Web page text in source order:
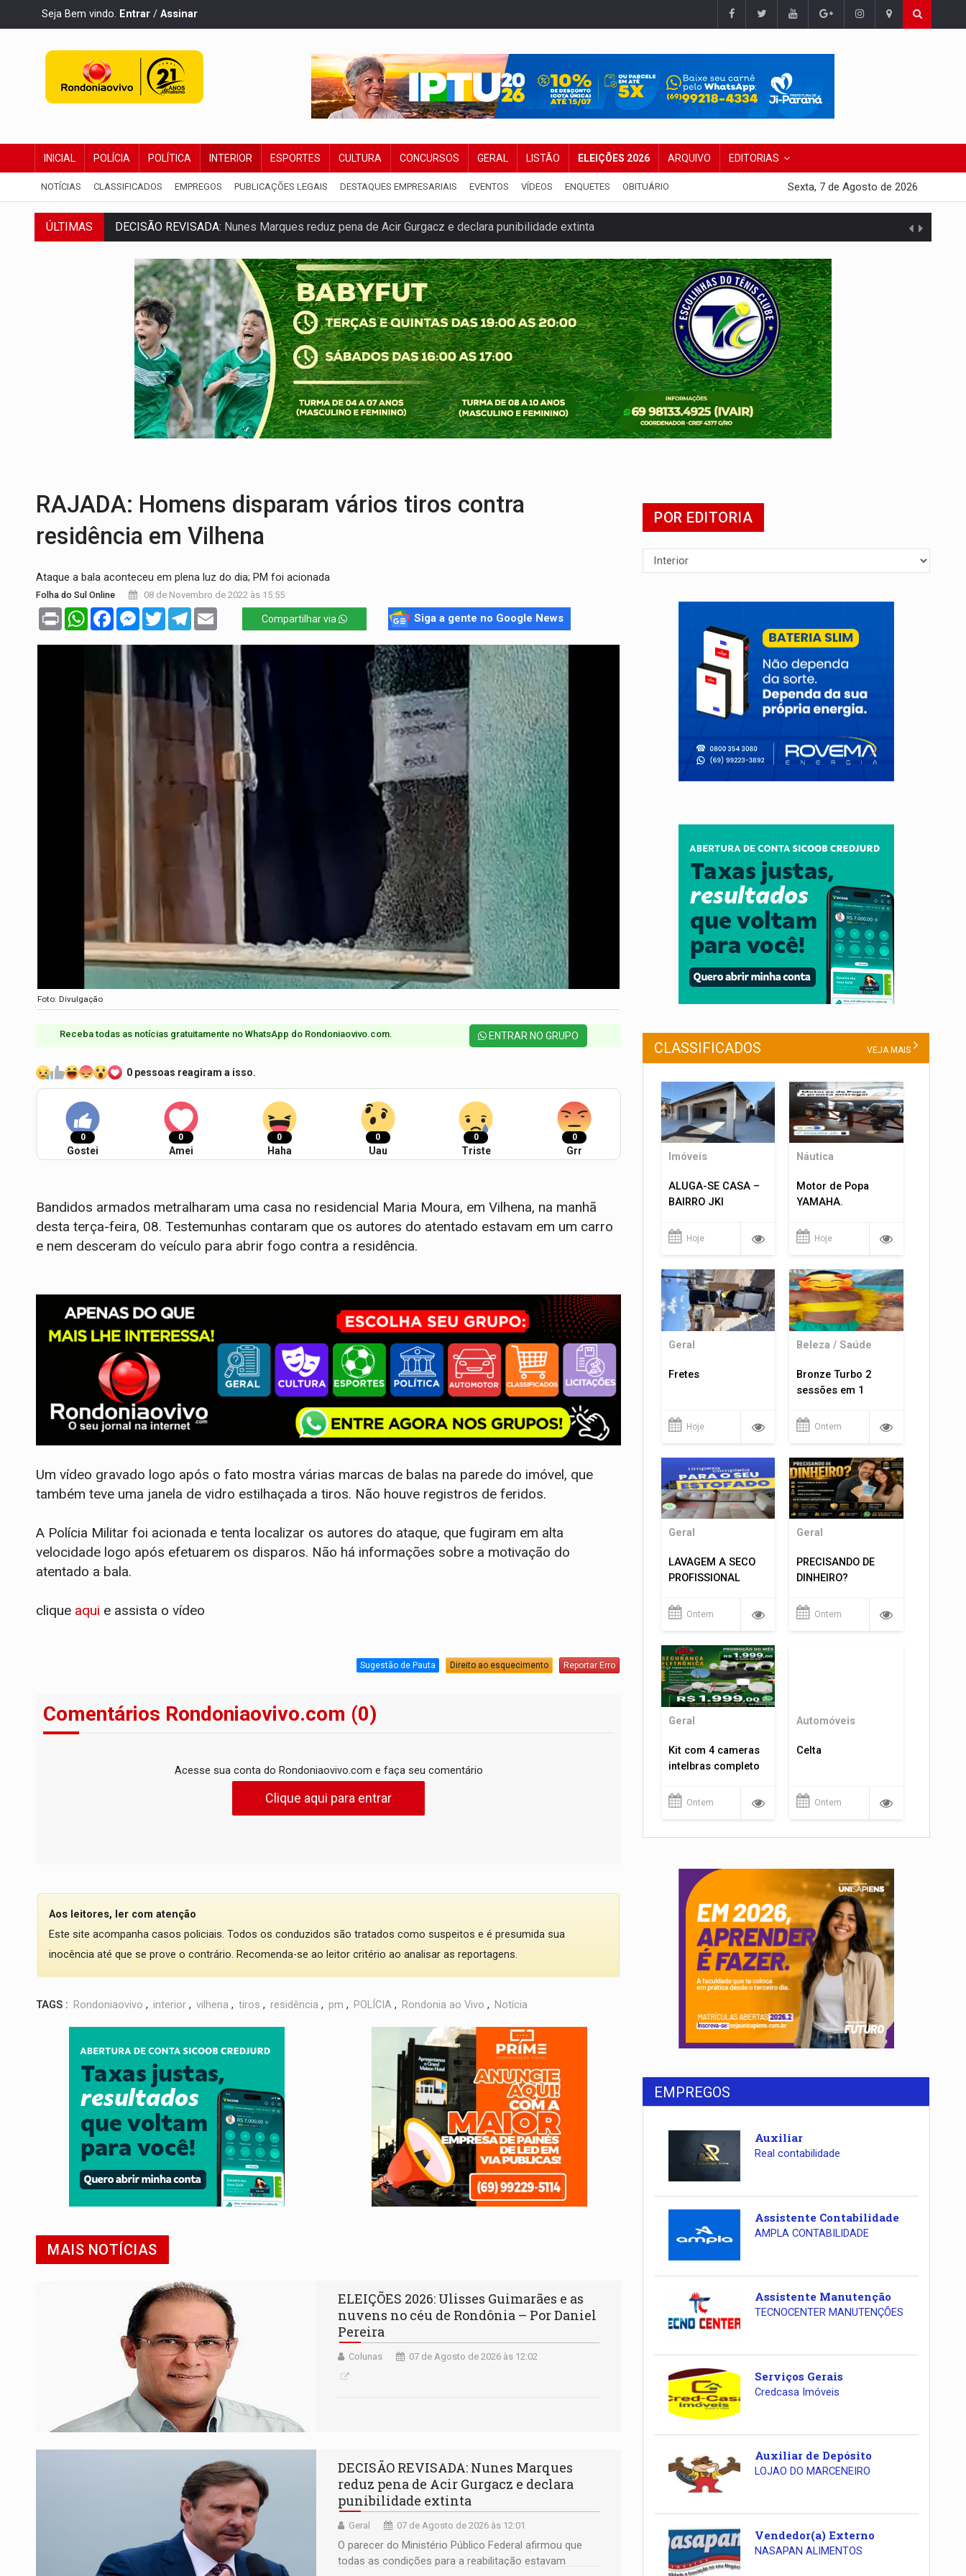
Seja Bem vindo. Entrar / Assinar
INICIAL POLÍCIA POLÍTICA INTERIOR ESPORTES CULTURA CONCURSOS GERAL LISTÃO ELEIÇÕES 2026 ARQUIVO EDITORIAS
NOTÍCIAS CLASSIFICADOS EMPREGOS PUBLICAÇÕES LEGAIS DESTAQUES EMPRESARIAIS EVENTOS VÍDEOS ENQUETES OBITUÁRIO Sexta, 7 de Agosto de 2026
ÚLTIMAS
DECISÃO REVISADA:Nunes Marques reduz pena de Acir Gurgacz e declara punibilidade extinta
CONEXÃO RONDONIAOVIVO:Museólogo Antônio Ocampo lança livro sobre a Madeira-Mamoré
ELEIÇÕES 2026:Patrimônio de candidata a deputada federal do PL salta R$ 1 mil para R$ 155 mil
VÍDEO:Quadrilha é flagrada com cerca de 200 porções de drogas
BAIRRO TEIXEIRÃO:MPF cobra regularização fundiária da comunidade Nova Colina
SUCESSO NA ABERTURA:2ª Feira Rondônia Empreendedora segue no Espaço Alternativo com entrada gratuita
REESTRUTURAÇÃO:Secretário da Seinfra de Porto Velho pede exoneração do cargo
SAÚDE INDÍGENA:Pirahã terão consultas e exames especializados durante expedição do SUS
ECONOMIA:Dia dos pais deve movimentar R$ 8,5 bilhões e RO projeta alta de 8,8%
RAJADA: Homens disparam vários tiros contra
residência em Vilhena
Ataque a bala aconteceu em plena luz do dia; PM foi acionada
Folha do Sul Online 08 de Novembro de 2022 às 15:55
Print WhatsAppFacebookMessenger
TwitterTelegram Compartilhar via Siga a gente no Google News
Foto: Divulgação
Receba todas as notícias gratuitamente no WhatsApp do Rondoniaovivo.com.​ ENTRAR NO GRUPO
0 pessoas reagiram a isso.
0
Gostei
0
Amei
0
Haha
0
Uau
0
Triste
0
Grr
Bandidos armados metralharam uma casa no residencial Maria Moura, em Vilhena, na manhã
desta terça-feira, 08. Testemunhas contaram que os autores do atentado estavam em um carro
e nem desceram do veículo para abrir fogo contra a residência.
Um vídeo gravado logo após o fato mostra várias marcas de balas na parede do imóvel, que
também teve uma janela de vidro estilhaçada a tiros. Não houve registros de feridos.
A Polícia Militar foi acionada e tenta localizar os autores do ataque, que fugiram em alta
velocidade logo após efetuarem os disparos. Não há informações sobre a motivação do
atentado a bala.
clique aqui e assista o vídeo
Sugestão de Pauta Direito ao esquecimento Reportar Erro
Comentários Rondoniaovivo.com (0)
Acesse sua conta do Rondoniaovivo.com e faça seu comentário
Clique aqui para entrar
Aos leitores, ler com atenção
Este site acompanha casos policiais. Todos os conduzidos são tratados como suspeitos e é presumida sua
inocência até que se prove o contrário. Recomenda-se ao leitor critério ao analisar as reportagens.
TAGS : Rondoniaovivo , interior , vilhena , tiros , residência , pm , POLÍCIA , Rondonia ao Vivo , Notícia
MAIS NOTÍCIAS
ELEIÇÕES 2026: Ulisses Guimarães e as
nuvens no céu de Rondônia – Por Daniel
Pereira
Colunas 07 de Agosto de 2026 às 12:02
DECISÃO REVISADA: Nunes Marques
reduz pena de Acir Gurgacz e declara
punibilidade extinta
Geral 07 de Agosto de 2026 às 12:01
O parecer do Ministério Público Federal afirmou que
todas as condições para a reabilitação estavam
POR EDITORIA
CLASSIFICADOS VEJA MAIS
Imóveis
ALUGA-SE CASA –
BAIRRO JKI
Hoje
Náutica
Motor de Popa
YAMAHA.
Hoje
Geral
Fretes
Hoje
Beleza / Saúde
Bronze Turbo 2
sessões em 1
Ontem
Geral
LAVAGEM A SECO
PROFISSIONAL
Ontem
Geral
PRECISANDO DE
DINHEIRO?
Ontem
Geral
Kit com 4 cameras
intelbras completo
Ontem
Automóveis
Celta
Ontem
EMPREGOS
Auxiliar
Real contabilidade
Assistente Contabilidade
AMPLA CONTABILIDADE
Assistente Manutenção
TECNOCENTER MANUTENÇÕES
Serviços Gerais
Credcasa Imóveis
Auxiliar de Depósito
LOJAO DO MARCENEIRO
Vendedor(a) Externo
NASAPAN ALIMENTOS